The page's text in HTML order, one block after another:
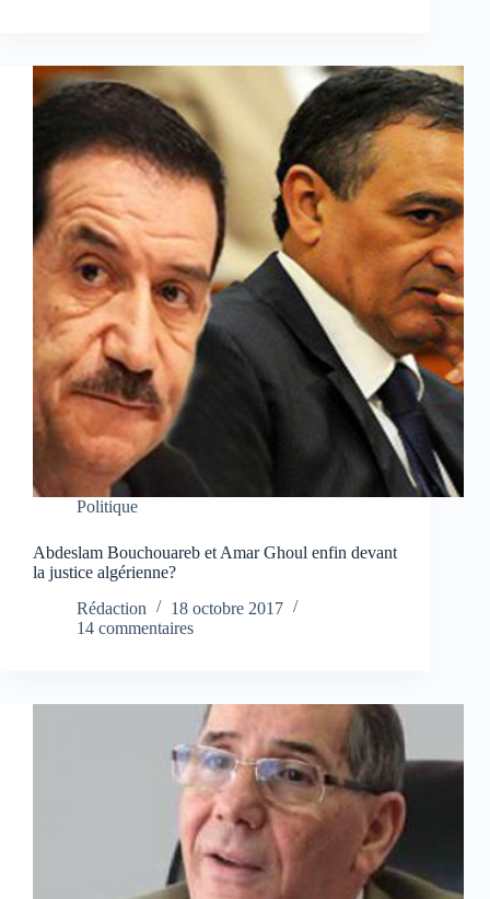
Politique
Abdeslam Bouchouareb et Amar Ghoul enfin devant
la justice algérienne?
Rédaction
18 octobre 2017
14 commentaires